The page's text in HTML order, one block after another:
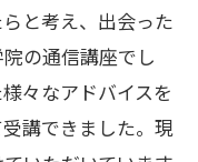
と考え、出会った
の通信講座でし
々なアドバイスを
講できました。現